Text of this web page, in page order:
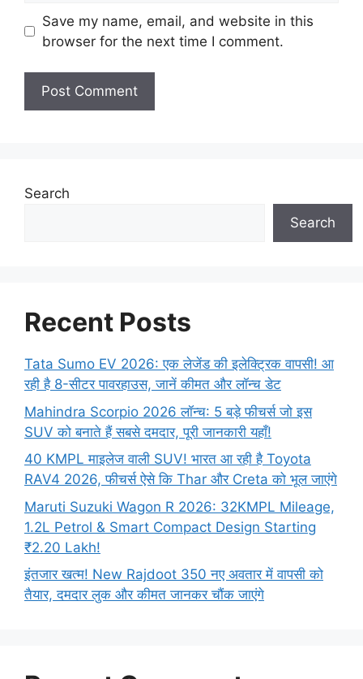
Save my name, email, and website in this
browser for the next time I comment.
Search
Search
Recent Posts
Tata Sumo EV 2026: एक लेजेंड की इलेक्ट्रिक वापसी! आ
रही है 8-सीटर पावरहाउस, जानें कीमत और लॉन्च डेट
Mahindra Scorpio 2026 लॉन्च: 5 बड़े फीचर्स जो इस
SUV को बनाते हैं सबसे दमदार, पूरी जानकारी यहाँ!
40 KMPL माइलेज वाली SUV! भारत आ रही है Toyota
RAV4 2026, फीचर्स ऐसे कि Thar और Creta को भूल जाएंगे
Maruti Suzuki Wagon R 2026: 32KMPL Mileage,
1.2L Petrol & Smart Compact Design Starting
₹2.20 Lakh!
इंतजार खत्म! New Rajdoot 350 नए अवतार में वापसी को
तैयार, दमदार लुक और कीमत जानकर चौंक जाएंगे